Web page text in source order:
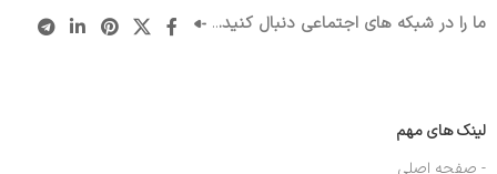
ما را در شبکه های اجتماعی دنبال کنید...
لینک های مهم
- صفحه اصلی